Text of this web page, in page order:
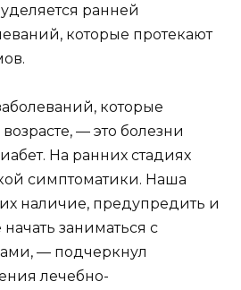
ранней
которые протекают
которые
— это болезни
На ранних стадиях
симптоматики. Наша
наличие, предупредить и
заниматься с
— подчеркнул
лечебно-